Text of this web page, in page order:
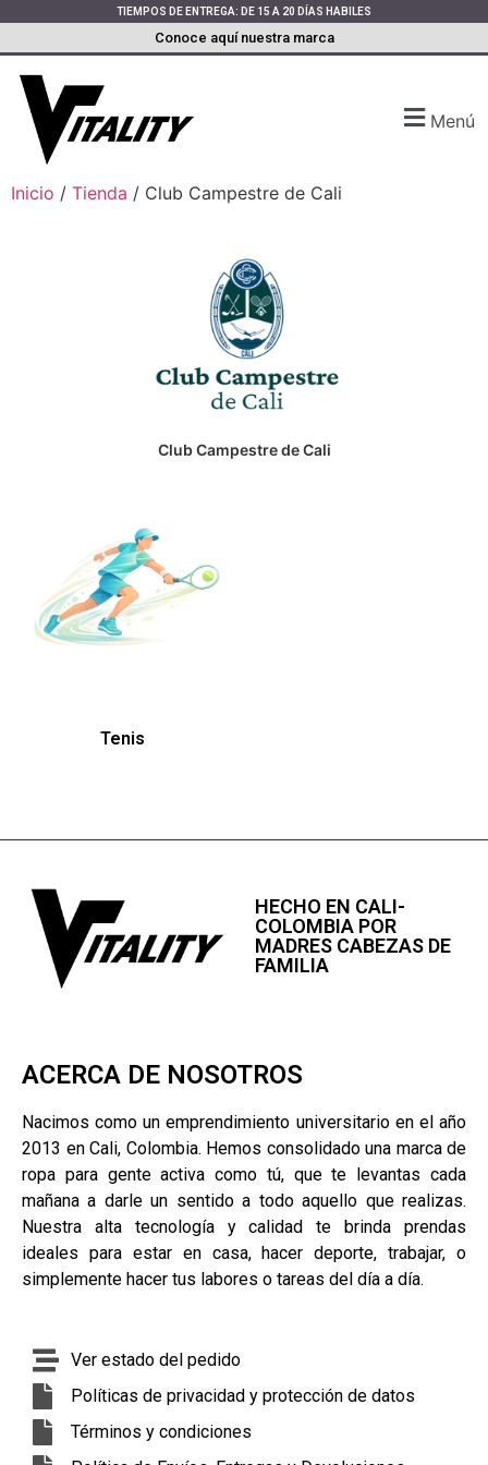
TIEMPOS DE ENTREGA: DE 15 A 20 DÍAS HABILES
Conoce aquí nuestra marca
Menú
Inicio / Tienda / Club Campestre de Cali
Club Campestre de Cali
Tenis
HECHO EN CALI-
COLOMBIA POR
MADRES CABEZAS DE
FAMILIA
ACERCA DE NOSOTROS
Nacimos como un emprendimiento universitario en el año
2013 en Cali, Colombia. Hemos consolidado una marca de
ropa para gente activa como tú, que te levantas cada
mañana a darle un sentido a todo aquello que realizas.
Nuestra alta tecnología y calidad te brinda prendas
ideales para estar en casa, hacer deporte, trabajar, o
simplemente hacer tus labores o tareas del día a día.
Ver estado del pedido
Políticas de privacidad y protección de datos
Términos y condiciones